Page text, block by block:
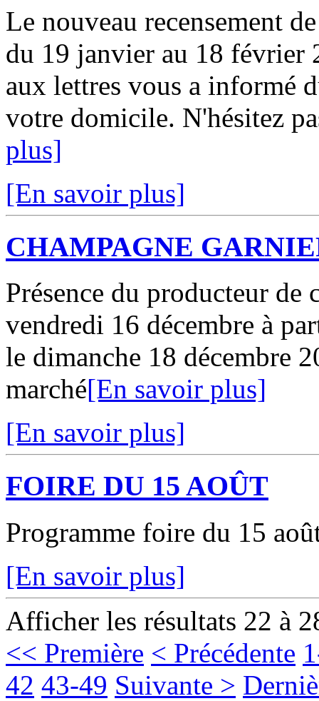
Le nouveau recensement
du 19 janvier au 18 février
aux lettres vous a informé
votre domicile. N'hésitez
plus]
[En savoir plus]
CHAMPAGNE
Présence du producteur de
vendredi 16 décembre à
le dimanche 18 décembre
marché[En savoir plus]
[En savoir plus]
FOIRE DU 15 AOÛT
Programme foire du 15
[En savoir plus]
Afficher les résultats 22 à
<< Première < Précédente
42 43-49 Suivante >